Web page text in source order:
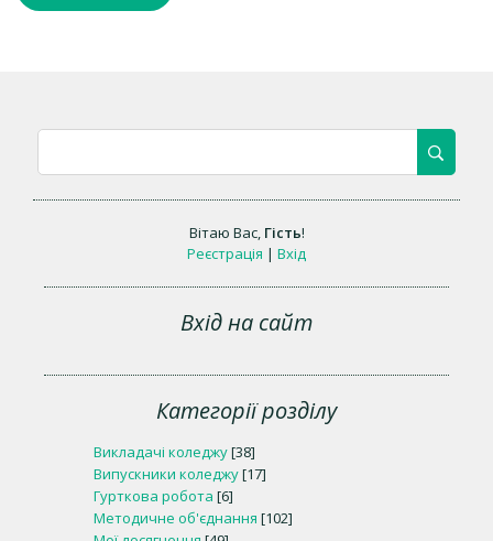
Вітаю Вас, Гість!
Реєстрація | Вхід
Вхід на сайт
Категорії розділу
Викладачі коледжу[38]
Випускники коледжу[17]
Гурткова робота [6]
Методичне об'єднання [102]